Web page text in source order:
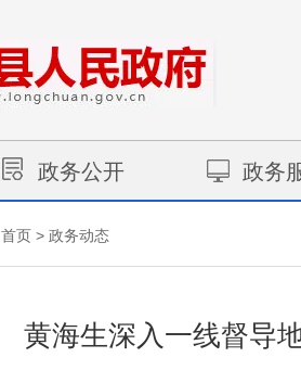
政务公开 政务
首页 > 政务动态
黄海生深入一线督导